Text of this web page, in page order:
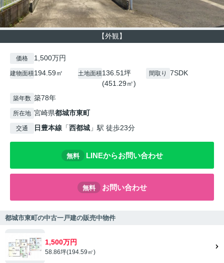
【外観】
価格 1,500万円
建物面積194.59㎡ 土地面積136.51坪
(451.29㎡)
間取り 7SDK
築年数 築78年
所在地 宮崎県都城市東町
交通 日豊本線 「西都城 」駅 徒歩23分
無料 LINEからお問い合わせ
無料 お問い合わせ
都城市東町の中古一戸建の販売中物件
1,500万円
58.86坪(194.59㎡)